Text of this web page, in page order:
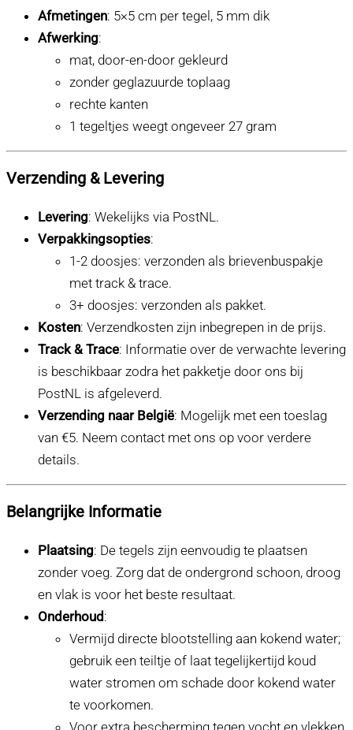
Afmetingen: 5×5 cm per tegel, 5 mm dik
Afwerking:
mat, door-en-door gekleurd
zonder geglazuurde toplaag
rechte kanten
1 tegeltjes weegt ongeveer 27 gram
Verzending & Levering
Levering: Wekelijks via PostNL.
Verpakkingsopties:
1-2 doosjes: verzonden als brievenbuspakje
met track & trace.
3+ doosjes: verzonden als pakket.
Kosten: Verzendkosten zijn inbegrepen in de prijs.
Track & Trace: Informatie over de verwachte levering
is beschikbaar zodra het pakketje door ons bij
PostNL is afgeleverd.
Verzending naar België: Mogelijk met een toeslag
van €5. Neem contact met ons op voor verdere
details.
Belangrijke Informatie
Plaatsing: De tegels zijn eenvoudig te plaatsen
zonder voeg. Zorg dat de ondergrond schoon, droog
en vlak is voor het beste resultaat.
Onderhoud:
Vermijd directe blootstelling aan kokend water;
gebruik een teiltje of laat tegelijkertijd koud
water stromen om schade door kokend water
te voorkomen.
Voor extra bescherming tegen vocht en vlekken